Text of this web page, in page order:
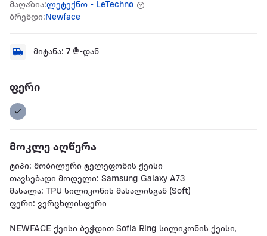
მაღაზია:ლეტექნო - LeTechno
ბრენდი:Newface
მიტანა: 7 ₾-დან
ფერი
მოკლე აღწერა
ტიპი: მობილური ტელეფონის ქეისი
თავსებადი მოდელი: Samsung Galaxy A73
მასალა: TPU სილიკონის მასალისგან (Soft)
ფერი: ვერცხლისფერი
NEWFACE ქეისი ბეჭდით Sofia Ring სილიკონის ქეისი,